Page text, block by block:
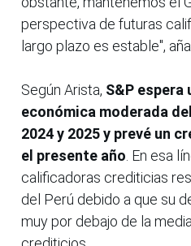
perspectiva de futuras
largo plazo es estable",
Según Arista, S&P espera
económica moderada
2024 y 2025 y prevé un
el presente año . En esa
calificadoras crediticias
del Perú debido a que su
muy por debajo de la